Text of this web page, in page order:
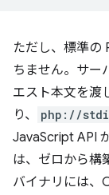
ただし、標準の
ちません。サー
エスト本文を渡
り、
php://
JavaScript API
は、ゼロから構
バイナリには、